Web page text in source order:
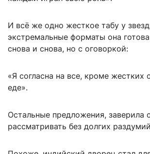
И всё же одно жесткое табу у
экстремальные форматы она
снова и снова, но с оговоркой:
«Я согласна на все, кроме жестких
еде».
Остальные предложения, заверила
рассматривать без долгих